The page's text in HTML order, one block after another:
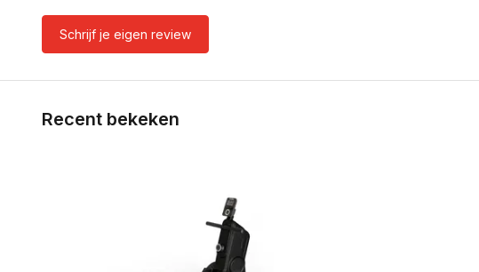
Schrijf je eigen review
Recent bekeken